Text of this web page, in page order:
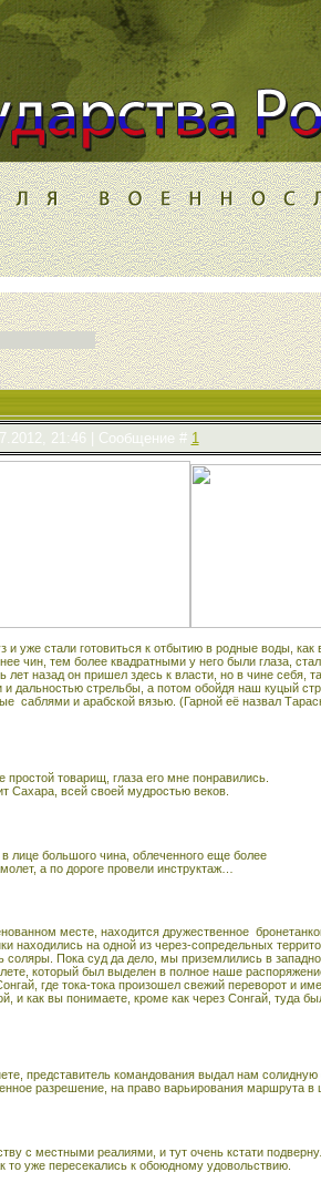
21:46 | Сообщение # 1
уже стали готовиться к отбытию в родные воды, как
чин, тем более квадратными у него были глаза,
назад он пришел здесь к власти, но в чине себя,
дальностью стрельбы, а потом обойдя наш куцый
саблями и арабской вязью. (Гарной её назвал
простой товарищ, глаза его мне понравились.
Сахара, всей своей мудростью веков.
лице большого чина, облеченного еще более
а по дороге провели инструктаж…
месте, находится дружественное
находились на одной из через-сопредельных
соляры. Пока суд да дело, мы приземлились в
который был выделен в полное наше
где тока-тока произошел свежий переворот и
и как вы понимаете, кроме как через Сонгай,
представитель командования выдал нам
разрешение, на право варьирования маршрута в
с местными реалиями, и тут очень кстати
уже пересекались к обоюдному удовольствию.